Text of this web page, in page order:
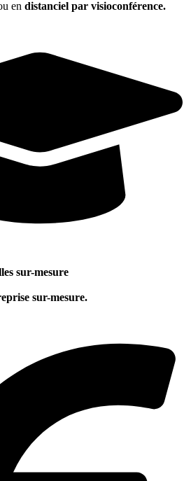
en distanciel par visioconférence.
sur-mesure
sur-mesure.